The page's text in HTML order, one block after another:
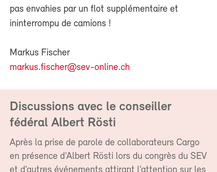
pas envahies par un flot supplémentaire et
ininterrompu de camions !
Markus Fischer
markus.fischer@sev-online.ch
Discussions avec le conseiller
fédéral Albert Rösti
Après la prise de parole de collaborateurs Cargo
en présence d’Albert Rösti lors du congrès du SEV
et d’autres événements attirant l’attention sur les